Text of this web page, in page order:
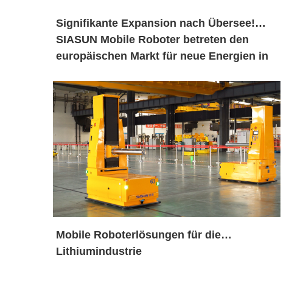
Signifikante Expansion nach Übersee!
SIASUN Mobile Roboter betreten den
europäischen Markt für neue Energien in
Mobile Roboterlösungen für die
Lithiumindustrie